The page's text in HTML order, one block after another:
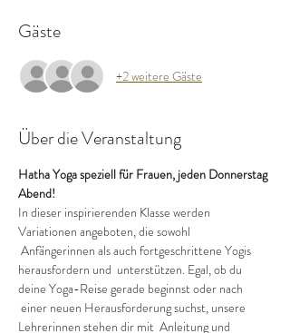
Gäste
+2 weitere Gäste
Über die Veranstaltung
Hatha Yoga speziell für Frauen, jeden Donnerstag
Abend!
In dieser inspirierenden Klasse werden
Variationen angeboten, die sowohl
Anfängerinnen als auch fortgeschrittene Yogis
herausfordern und  unterstützen. Egal, ob du
deine Yoga-Reise gerade beginnst oder nach
einer neuen Herausforderung suchst, unsere
Lehrerinnen stehen dir mit  Anleitung und